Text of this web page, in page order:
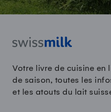
Votre livre de cuisine en
de saison, toutes les
et les atouts du lait